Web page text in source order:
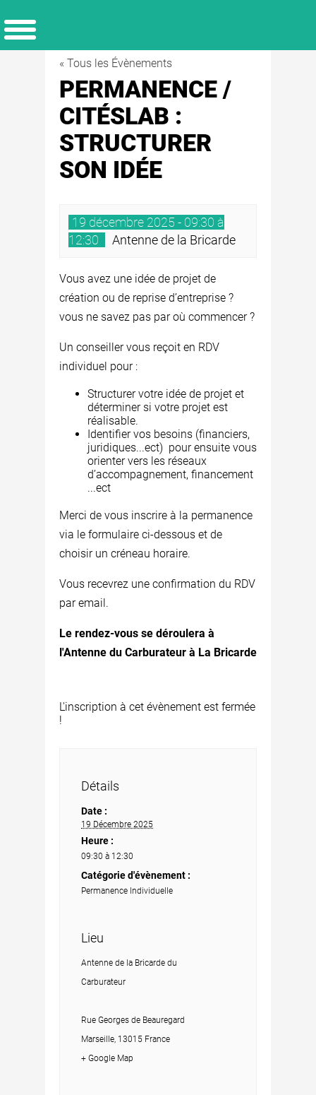
« Tous les Évènements
PERMANENCE /
CITÉSLAB :
STRUCTURER
SON IDÉE
19 décembre 2025 - 09:30 à
12:30
Antenne de la Bricarde
Vous avez une idée de projet de
création ou de reprise d’entreprise ?
vous ne savez pas par où commencer ?
Un conseiller vous reçoit en RDV
individuel pour :
Structurer votre idée de projet et
déterminer si votre projet est
réalisable.
Identifier vos besoins (financiers,
juridiques...ect) pour ensuite vous
orienter vers les réseaux
d’accompagnement, financement
...ect
Merci de vous inscrire à la permanence
via le formulaire ci-dessous et de
choisir un créneau horaire.
Vous recevrez une confirmation du RDV
par email.
Le rendez-vous se déroulera à
l'Antenne du Carburateur à La Bricarde
L'inscription à cet évènement est fermée
!
Détails
Date :
19 Décembre 2025
Heure :
09:30 à 12:30
Catégorie d'évènement :
Permanence Individuelle
Lieu
Antenne de la Bricarde du
Carburateur
Rue Georges de Beauregard
Marseille, 13015 France
+ Google Map